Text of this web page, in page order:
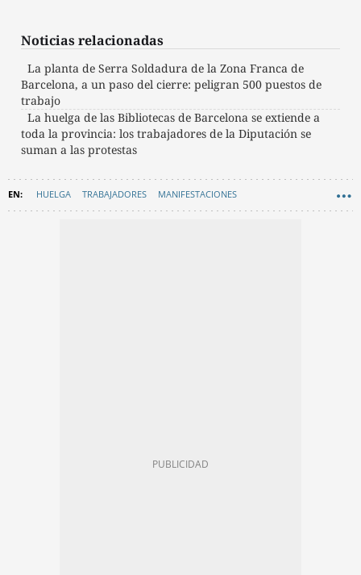
Noticias relacionadas
La planta de Serra Soldadura de la Zona Franca de
Barcelona, a un paso del cierre: peligran 500 puestos de
trabajo
La huelga de las Bibliotecas de Barcelona se extiende a
toda la provincia: los trabajadores de la Diputación se
suman a las protestas
HUELGA TRABAJADORES MANIFESTACIONES